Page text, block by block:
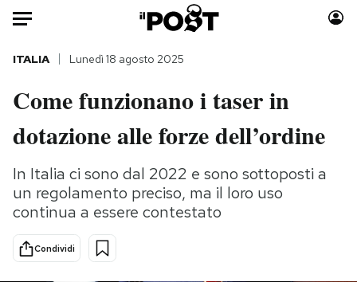
Auto
HOME
Italia
Politica
Tecnologia
Scienza
Moda
Consumismi
Storie/Idee
ITALIA Lunedì 18 agosto 2025
Come funzionano i taser in
dotazione alle forze dell’ordine
In Italia ci sono dal 2022 e sono sottoposti a
un regolamento preciso, ma il loro uso
continua a essere contestato
Condividi